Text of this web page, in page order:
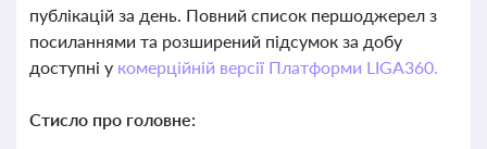
публікацій за день. Повний список першоджерел з
посиланнями та розширений підсумок за добу
доступні у комерційній версії Платформи LIGA360.
Стисло про головне: